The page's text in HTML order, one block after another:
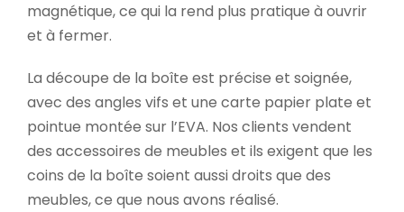
magnétique, ce qui la rend plus pratique à ouvrir
et à fermer.
La découpe de la boîte est précise et soignée,
avec des angles vifs et une carte papier plate et
pointue montée sur l’EVA. Nos clients vendent
des accessoires de meubles et ils exigent que les
coins de la boîte soient aussi droits que des
meubles, ce que nous avons réalisé.